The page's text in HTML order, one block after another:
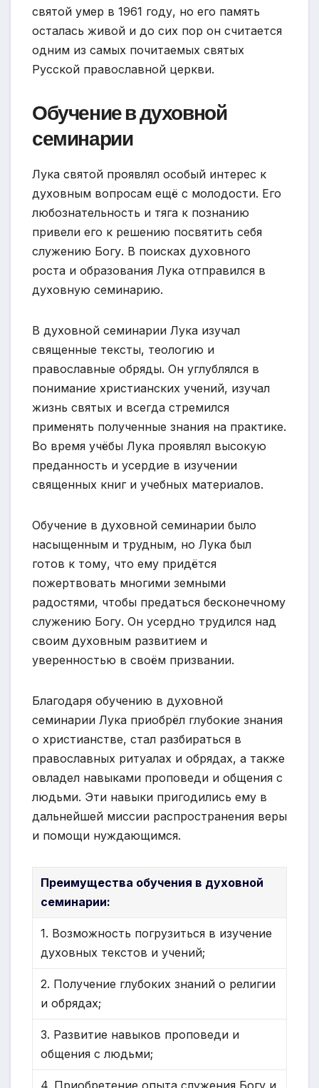
святой умер в 1961 году, но его память
осталась живой и до сих пор он считается
одним из самых почитаемых святых
Русской православной церкви.
Обучение в духовной
семинарии
Лука святой проявлял особый интерес к
духовным вопросам ещё с молодости. Его
любознательность и тяга к познанию
привели его к решению посвятить себя
служению Богу. В поисках духовного
роста и образования Лука отправился в
духовную семинарию.
В духовной семинарии Лука изучал
священные тексты, теологию и
православные обряды. Он углублялся в
понимание христианских учений, изучал
жизнь святых и всегда стремился
применять полученные знания на практике.
Во время учёбы Лука проявлял высокую
преданность и усердие в изучении
священных книг и учебных материалов.
Обучение в духовной семинарии было
насыщенным и трудным, но Лука был
готов к тому, что ему придётся
пожертвовать многими земными
радостями, чтобы предаться бесконечному
служению Богу. Он усердно трудился над
своим духовным развитием и
уверенностью в своём призвании.
Благодаря обучению в духовной
семинарии Лука приобрёл глубокие знания
о христианстве, стал разбираться в
православных ритуалах и обрядах, а также
овладел навыками проповеди и общения с
людьми. Эти навыки пригодились ему в
дальнейшей миссии распространения веры
и помощи нуждающимся.
Преимущества обучения в духовной
семинарии:
1. Возможность погрузиться в изучение
духовных текстов и учений;
2. Получение глубоких знаний о религии
и обрядах;
3. Развитие навыков проповеди и
общения с людьми;
4. Приобретение опыта служения Богу и